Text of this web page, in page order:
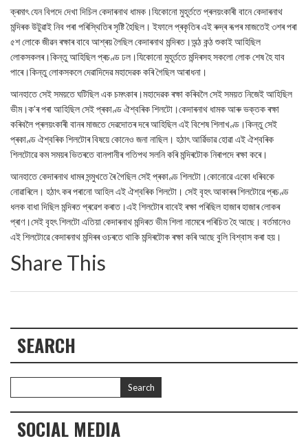
ক্ৰমাৎ যেন বিপদে দেখা দিচিল কেদাৰনাথ ধামক।যিকোনো মুহূৰ্ততে প্ৰলয়ংকাৰী বানে কেদাৰনাথ
মন্দিৰক উটুৱাই নিব পৰা পৰিস্থিতিৰ সৃষ্টি হৈছিল। ইফালে প্ৰকৃতিৰ এই‌ ৰুদ্ৰ ৰূপৰ মাজতেই ৩শৰ পৰা
৫শ লোকে জীৱন ৰক্ষাৰ বাবে আশ্ৰয় লৈছিল কেদাৰনাথ মন্দিৰত।অন্ঠ কন্ঠ শুকাই আহিছিল
লোকসকলৰ।কিন্তু আহিছিল প্ৰচণ্ড ঢল।যিকোনো মুহূৰ্ততে মন্দিৰসহ সকলো লোক শেষ হৈ যাব
পাৰে।কিন্তু লোকসকলে দেৱাদিদেৱ মহাদেৱক কৰি গৈছিল আৰাধনা।
আনহাতে সেই সময়তে ঘটিছিল এক চমৎকাৰ।মহাদেৱক ৰক্ষা কৰিবলৈ সেই সময়ত নিজেই আহিছিল
ভীম।ক’ৰ পৰা আহিছিল সেই প্ৰকাণ্ড ঐশ্বৰিক শিলটো।কেদাৰনাথ ধামক আৰু ভক্তক ৰক্ষা
কৰিবলৈ প্ৰলয়ংকাৰী বানৰ মাজতে দেৱদোতৰ দৰে আহিছিল এই বিশেষ শিলাখণ্ড।কিন্তু সেই
প্ৰকাণ্ড ঐশ্বৰিক শিলটোৰ বিষয়ে কোনেও জনা নাছিল। হঠাৎ আৰ্ৱিভাৱ হোৱা এই ঐশ্বৰিক
শিলটোৱে কম সময়ৰ ভিতৰতে বানপানীৰ গতিপথ সলনি কৰি মন্দিৰটোক নিৰাপদে ৰক্ষা কৰে।
আনহাতে কেদাৰনাথ ধামৰ সন্মুখতে ৰৈ গৈছিল সেই প্ৰকাণ্ড শিলটো।কোনোৱে একো ধৰিবকে
নোৱাৰিলে। হঠাৎ কৰ পৰানো আহিল এই‌ ঐশ্বৰিক শিলটো। সেই বৃহৎ আকাৰৰ শিলটোৱে প্ৰচণ্ড
ধলক বাধা দিছিল মন্দিৰত প্ৰৱেশ কৰাত।এই শিলটোৰ বাবেই ৰক্ষা পৰিছিল হাজাৰ হাজাৰ লোকৰ
প্ৰাণ।সেই বৃহৎ শিলটো এতিয়া কেদাৰনাথ মন্দিৰত ভীম শিলা নামেৰে পৰিচিত হৈ আছে। বৰ্তমানেও
এই শিলটোৱে কেদাৰনাথ মন্দিৰৰ ওচৰতে থাকি মন্দিৰটোক ৰক্ষা কৰি আছে বুলি‌ বিশ্বাস কৰা হয়।
Share This
SEARCH
SOCIAL MEDIA